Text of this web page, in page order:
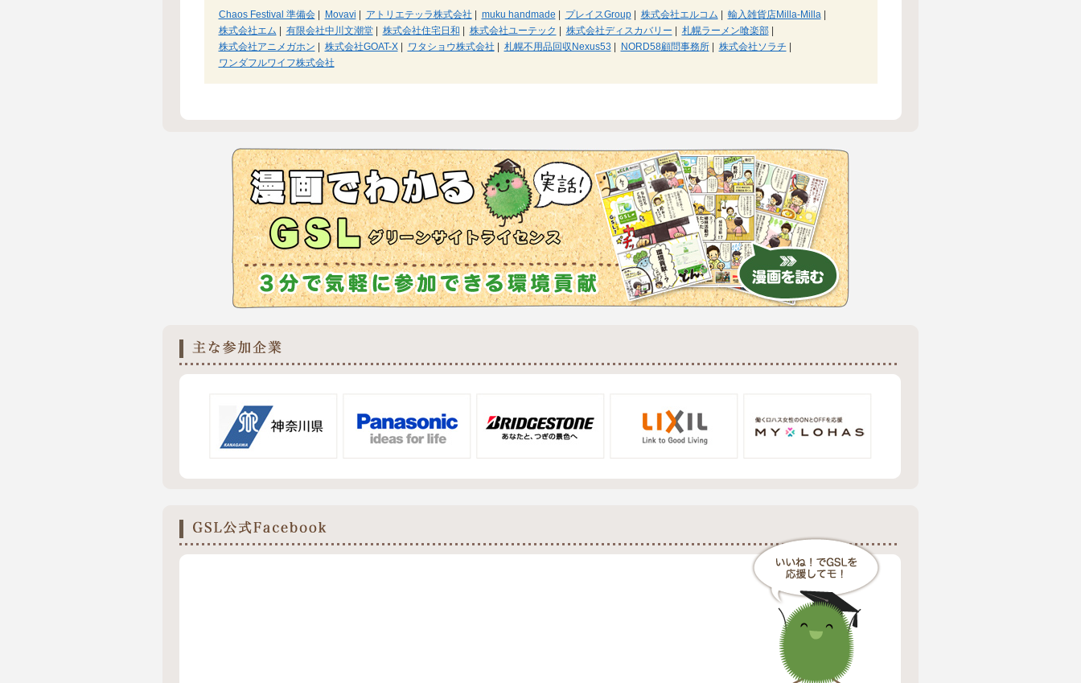
Chaos Festival 準備会| Movavi アトリエテッラ株式会社 muku handmade プレイスGroup| 株式会社エルコム 輸入雑貨店Milla-Milla|
株式会社エム
有限会社中川文潮堂| 株式会社住宅日和 株式会社ユーテック 株式会社ディスカバリー 札幌ラーメン喰楽部|
株式会社アニメガホン
株式会社GOAT-X| ワタショウ株式会社 札幌不用品回収Nexus53 NORD58顧問事務所| 株式会社ソラチ
ワンダフルワイフ株式会社